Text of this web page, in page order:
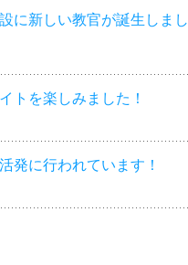
に新しい教官が誕生しまし
トを楽しみました！
発に行われています！